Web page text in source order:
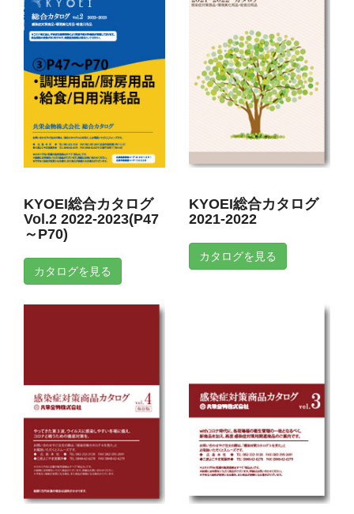
KYOEI総合カタログ
Vol.2 2022-2023(P47
～P70)
カタログを見る
KYOEI総合カタログ
2021-2022
カタログを見る